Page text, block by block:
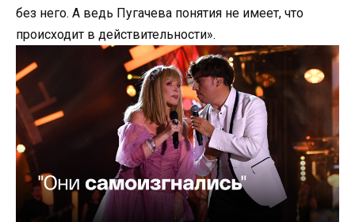
без него. А ведь Пугачева понятия не имеет, что
происходит в действительности».